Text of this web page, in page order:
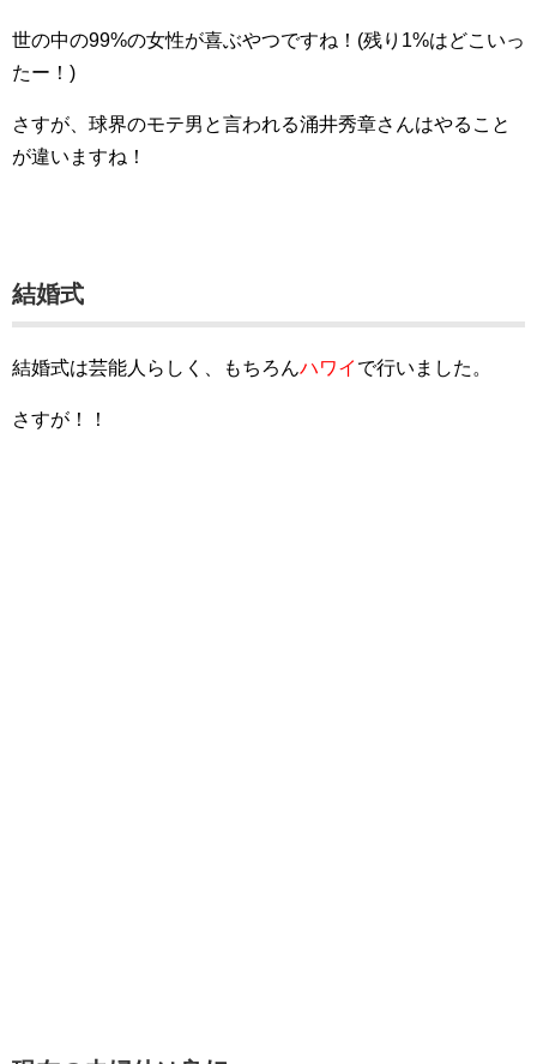
世の中の99%の女性が喜ぶやつですね！(残り1%はどこいっ
たー！)
さすが、球界のモテ男と言われる涌井秀章さんはやること
が違いますね！
結婚式
結婚式は芸能人らしく、もちろんハワイ で行いました。
さすが！！